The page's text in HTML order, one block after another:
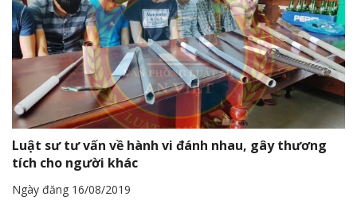
Luật sư tư vấn về hành vi đánh nhau, gây thương
tích cho người khác
Ngày đăng 16/08/2019